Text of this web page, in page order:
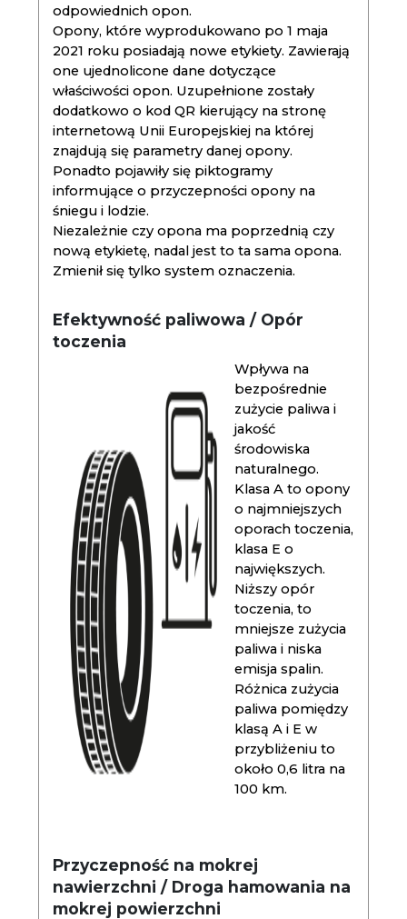
odpowiednich opon.
Opony, które wyprodukowano po 1 maja
2021 roku posiadają nowe etykiety. Zawierają
one ujednolicone dane dotyczące
właściwości opon. Uzupełnione zostały
dodatkowo o kod QR kierujący na stronę
internetową Unii Europejskiej na której
znajdują się parametry danej opony.
Ponadto pojawiły się piktogramy
informujące o przyczepności opony na
śniegu i lodzie.
Niezależnie czy opona ma poprzednią czy
nową etykietę, nadal jest to ta sama opona.
Zmienił się tylko system oznaczenia.
Efektywność paliwowa / Opór
toczenia
Wpływa na
bezpośrednie
zużycie paliwa i
jakość
środowiska
naturalnego.
Klasa A to opony
o najmniejszych
oporach toczenia,
klasa E o
największych.
Niższy opór
toczenia, to
mniejsze zużycia
paliwa i niska
emisja spalin.
Różnica zużycia
paliwa pomiędzy
klasą A i E w
przybliżeniu to
około 0,6 litra na
100 km.
Przyczepność na mokrej
nawierzchni / Droga hamowania na
mokrej powierzchni